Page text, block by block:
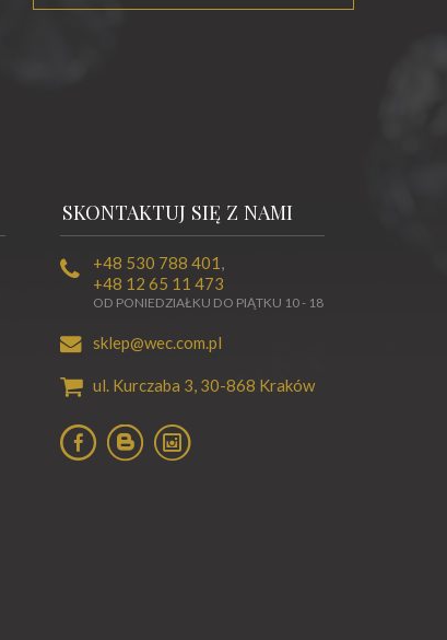
SKONTAKTUJ SIĘ Z NAMI
+48 530 788 401 ,
+48 12 65 11 473
OD PONIEDZIAŁKU DO PIĄTKU 10 - 18
sklep@wec.com.pl
ul. Kurczaba 3, 30-868 Kraków